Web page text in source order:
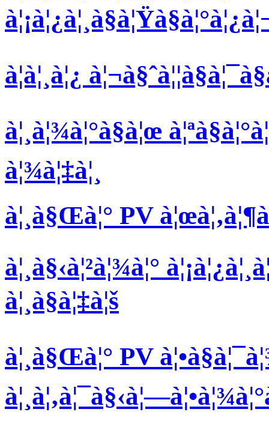
à¦à¦¸à¦¿
à¦¸à¦¾à¦°à§à¦œ
à¦¾à¦‡à¦¸
à¦¸à§Œà¦° PV
à¦¸à§‹à¦²à¦¾à¦°
à¦¸à§à¦‡à¦š
à¦¸à§Œà¦° PV